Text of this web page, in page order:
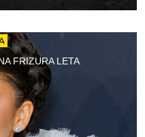
FRIZURA LETA